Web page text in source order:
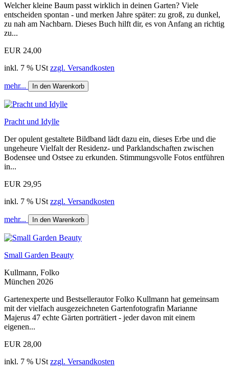
Welcher kleine Baum passt wirklich in deinen Garten? Viele
entscheiden spontan - und merken Jahre später: zu groß, zu dunkel,
zu nah am Nachbarn. Dieses Buch hilft dir, es von Anfang an richtig
zu...
EUR 24,00
inkl. 7 % USt zzgl. Versandkosten
mehr... In den Warenkorb
Pracht und Idylle
Der opulent gestaltete Bildband lädt dazu ein, dieses Erbe und die
ungeheure Vielfalt der Residenz- und Parklandschaften zwischen
Bodensee und Ostsee zu erkunden. Stimmungsvolle Fotos entführen
in...
EUR 29,95
inkl. 7 % USt zzgl. Versandkosten
mehr... In den Warenkorb
Small Garden Beauty
Kullmann, Folko
München 2026
Gartenexperte und Bestsellerautor Folko Kullmann hat gemeinsam
mit der vielfach ausgezeichneten Gartenfotografin Marianne
Majerus 47 echte Gärten porträtiert - jeder davon mit einem
eigenen...
EUR 28,00
inkl. 7 % USt zzgl. Versandkosten